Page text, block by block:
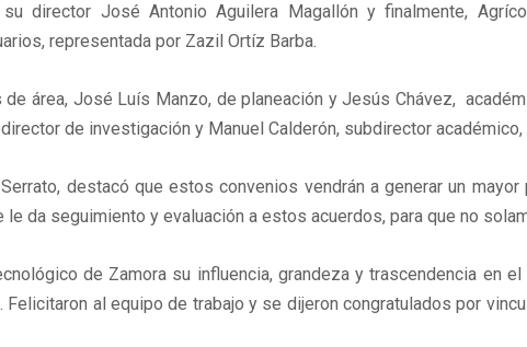
director José Antonio Aguilera Magallón y finalmente,
representada por Zazil Ortíz Barba.
área, José Luís Manzo, de planeación y Jesús Chávez,
de investigación y Manuel Calderón, subdirector
destacó que estos convenios vendrán a generar un
da seguimiento y evaluación a estos acuerdos, para que no
de Zamora su influencia, grandeza y trascendencia en
al equipo de trabajo y se dijeron congratulados por